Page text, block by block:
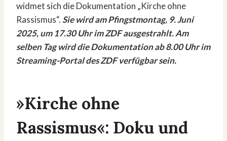
widmet sich die Dokumentation „Kirche ohne
Rassismus“. Sie wird am Pfingstmontag, 9. Juni
2025, um 17.30 Uhr im ZDF ausgestrahlt. Am
selben Tag wird die Dokumentation ab 8.00 Uhr im
Streaming-Portal des ZDF verfügbar sein.
»Kirche ohne
Rassismus«: Doku und